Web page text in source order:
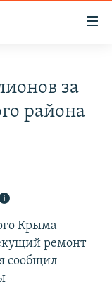
за
района
Крыма
ремонт
сообщил